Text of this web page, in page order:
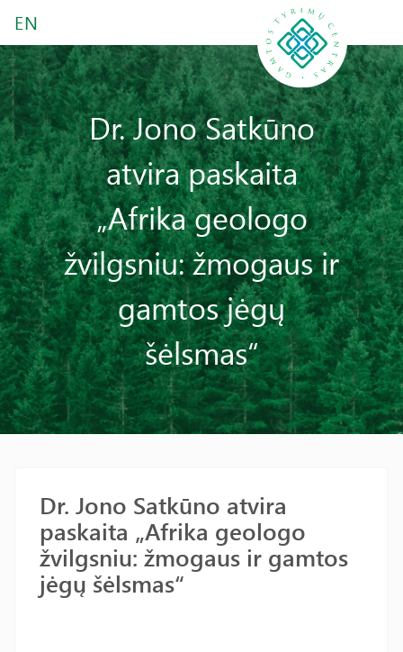
EN
Dr. Jono Satkūno
atvira paskaita
„Afrika geologo
žvilgsniu: žmogaus ir
gamtos jėgų
šėlsmas“
Dr. Jono Satkūno atvira
paskaita „Afrika geologo
žvilgsniu: žmogaus ir gamtos
jėgų šėlsmas“